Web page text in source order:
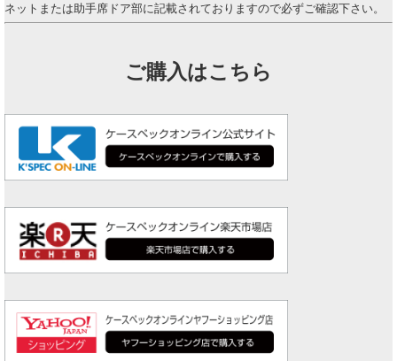
ネットまたは助手席ドア部に記載されておりますので必ずご確認下さい。
ご購入はこちら